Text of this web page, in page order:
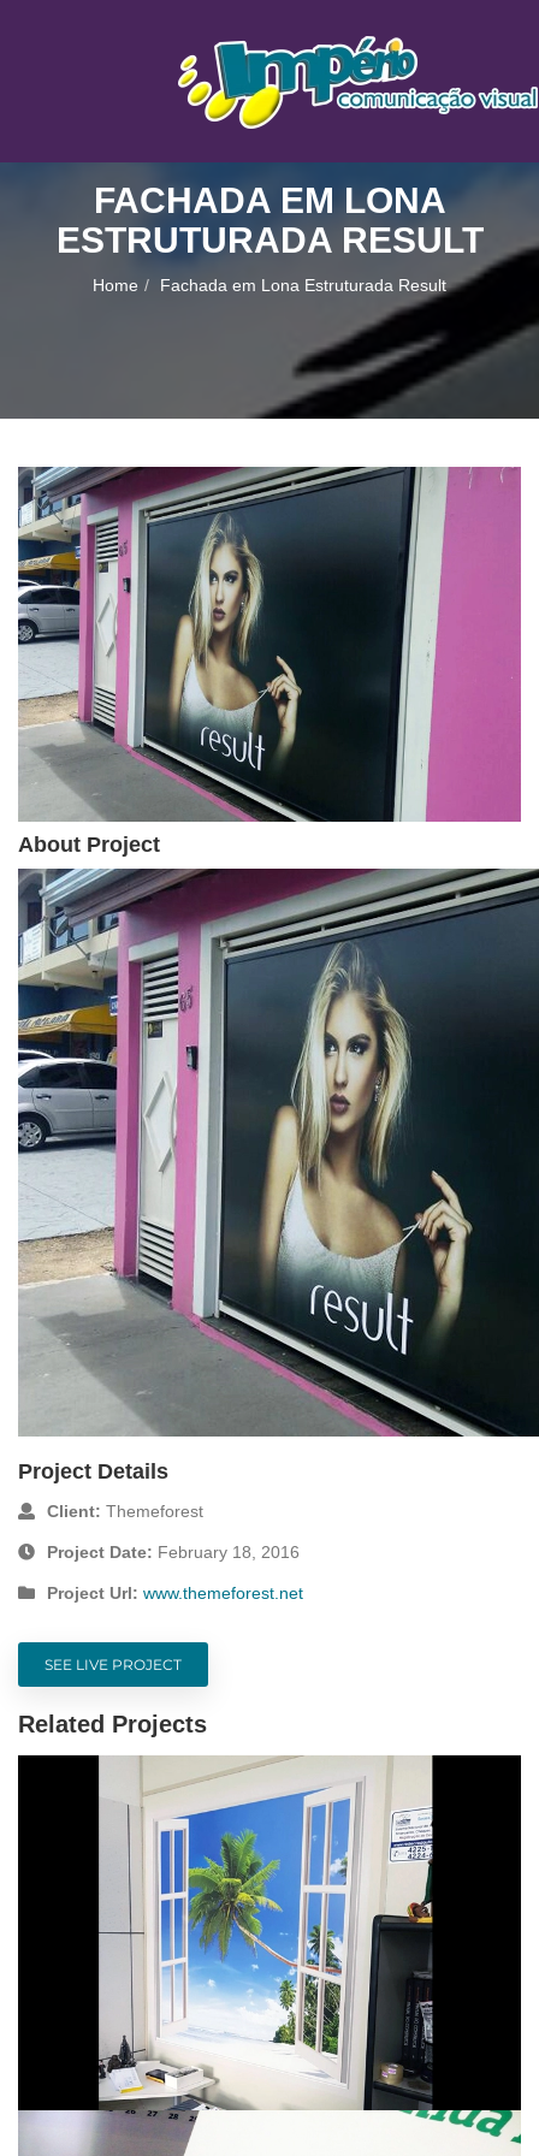
FACHADA EM LONA
ESTRUTURADA RESULT
Home Fachada em Lona Estruturada Result
About Project
Project Details
Client: Themeforest
Project Date: February 18, 2016
Project Url: www.themeforest.net
SEE LIVE PROJECT
Related Projects